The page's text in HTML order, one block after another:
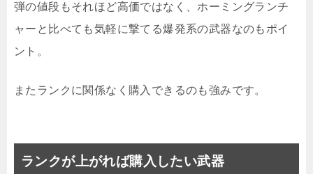
弾の値段もそれほど高価ではなく、ホーミングランチ
ャーと比べても気軽に撃てる爆発系の武器なのもポイ
ント。
またランクに関係なく購入できるのも強みです。
ランクが上がれば購入したい武器